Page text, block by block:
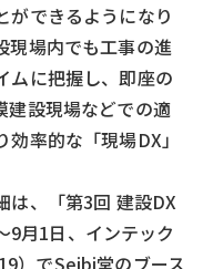
リセット
検索する
ができるようになり
現場内でも工事の進
ムに把握し、即座の
建設現場などでの適
率的な「現場DX」
は、「第3回 建設DX
9月1日、インテック
）でSeibi堂のブース